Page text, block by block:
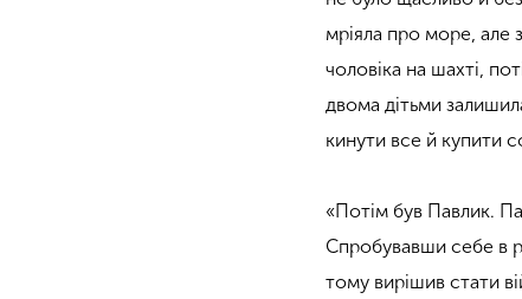
мріяла про море, але
чоловіка на шахті,
двома дітьми
кинути все й купити
«Потім був Павлик.
Спробувавши себе в
тому вирішив стати